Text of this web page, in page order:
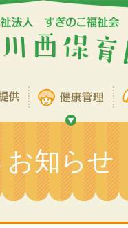
お知らせ